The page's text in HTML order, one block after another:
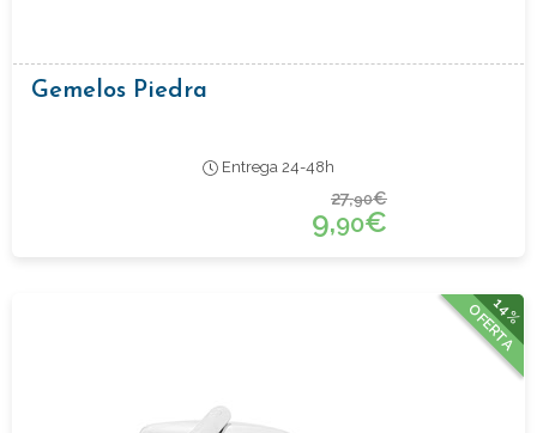
Gemelos Piedra
Entrega 24-48h
27,90€
9,90€
14%
OFERTA